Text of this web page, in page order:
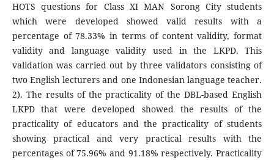
HOTS questions for Class XI MAN Sorong City students
which were developed showed valid results with a
percentage of 78.33% in terms of content validity, format
validity and language validity used in the LKPD. This
validation was carried out by three validators consisting of
two English lecturers and one Indonesian language teacher.
2). The results of the practicality of the DBL-based English
LKPD that were developed showed the results of the
practicality of educators and the practicality of students
showing practical and very practical results with the
percentages of 75.96% and 91.18% respectively. Practicality